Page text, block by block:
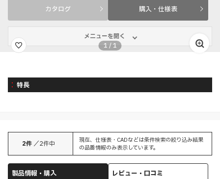
カタログ 購入・仕様表
メニューを開く
1 /1
特長
2件 ／2件中
現在、仕様表・CADなどは条件検索の絞り込み結果
の品番情報のみ表示しています。
製品情報・購入 レビュー・口コミ